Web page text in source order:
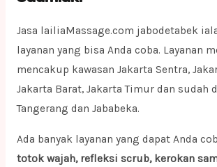
Jasa lailiaMassage.com jabodetabek
layanan yang bisa Anda coba. Layanan
mencakup kawasan Jakarta Sentra,
Jakarta Barat, Jakarta Timur dan sudah
Tangerang dan Jababeka.
Ada banyak layanan yang dapat Anda
totok wajah, refleksi scrub, kerokan